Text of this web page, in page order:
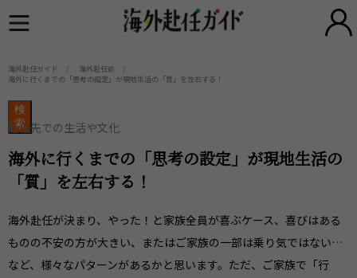
海外赴任ガイド
海外赴任前
海外に行くまでの「思考の設定」が現地生活の「質」を左右する！
検
索
赴任先での生活や文化
海外に行くまでの「思考の設定」が現地生活の
「質」を左右する！
海外赴任が決まり、やった！と家族全員が喜ぶケース、喜びはある
ものの不安の方が大きい、またはご家族の一部は乗り気ではない…
など、様々なパターンがあるかと思います。ただ、ご家族で「行